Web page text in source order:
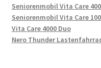
Seniorenmobil Vita Care
Seniorenmobil Vita Care
Vita Care 4000 Duo
Nero Thunder